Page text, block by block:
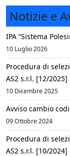
Notizie e
IPA “Sistema
10 Luglio 2026
Procedura di
AS2 s.r.l. [12/2025]
10 Dicembre 2025
Avviso cambio
09 Ottobre 2024
Procedura di
AS2 s.r.l. [10/2024]